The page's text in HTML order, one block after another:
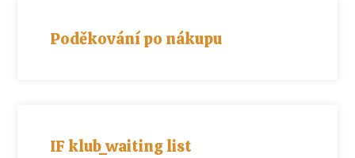
Poděkování po nákupu
IF klub_waiting list